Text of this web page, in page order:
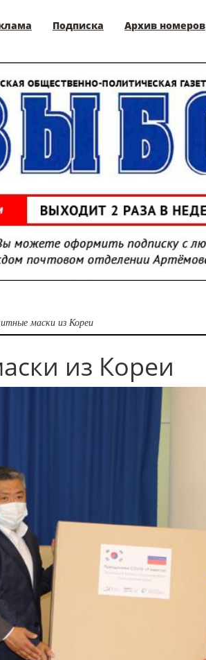
Подписка Архив номеров
маски из Кореи
из Кореи